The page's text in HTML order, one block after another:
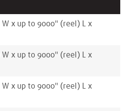
W x up to 9000" (reel) L x
W x up to 9000" (reel) L x
W x up to 9000" (reel) L x